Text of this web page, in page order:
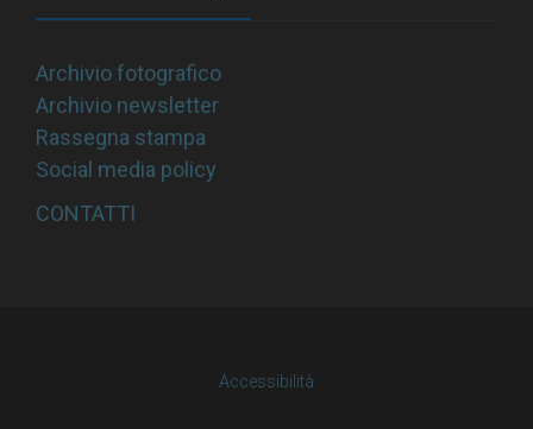
Archivio fotografico
Archivio newsletter
Rassegna stampa
Social media policy
CONTATTI
Accessibilità